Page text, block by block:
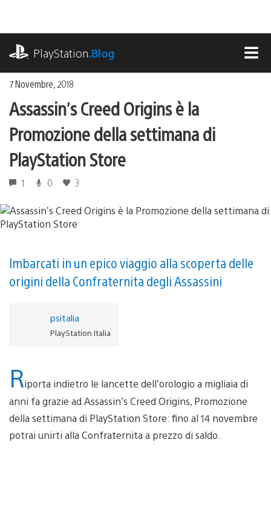
contenuto
PlayStation.Blog
7 Novembre, 2018
Assassin’s Creed Origins è la
Promozione della settimana di
PlayStation Store
1 0 3
Imbarcati in un epico viaggio alla scoperta delle
origini della Confraternita degli Assassini
psitalia
PlayStation Italia
Riporta indietro le lancette dell’orologio a migliaia di
anni fa grazie ad Assassin’s Creed Origins, Promozione
della settimana di PlayStation Store: fino al 14 novembre
potrai unirti alla Confraternita a prezzo di saldo.